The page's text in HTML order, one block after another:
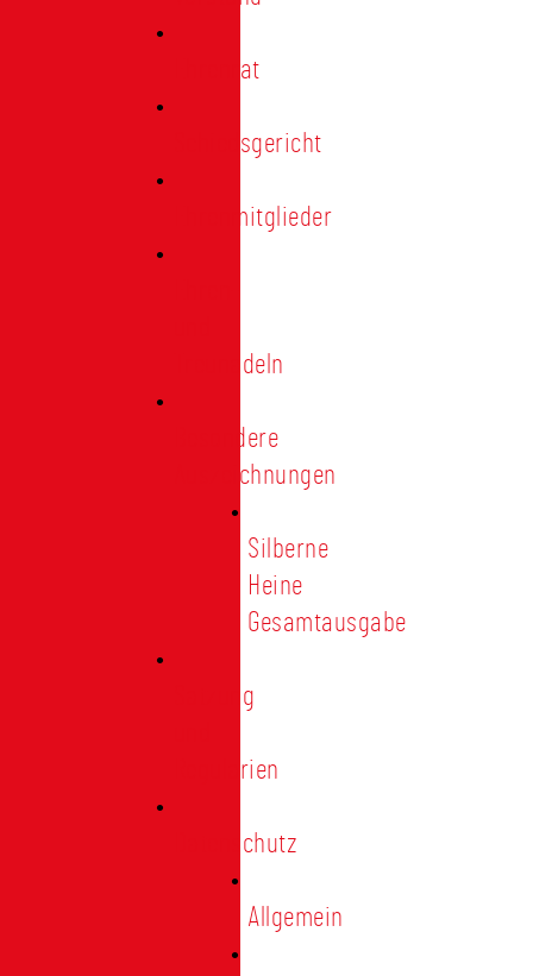
Ehrenrat
Schiedsgericht
Ehrenmitglieder
Treunadeln
Besondere
Auszeichnungen
Silberne
Heine
Gesamtausgabe
Satzung
Regularien
Datenschutz
Allgemein